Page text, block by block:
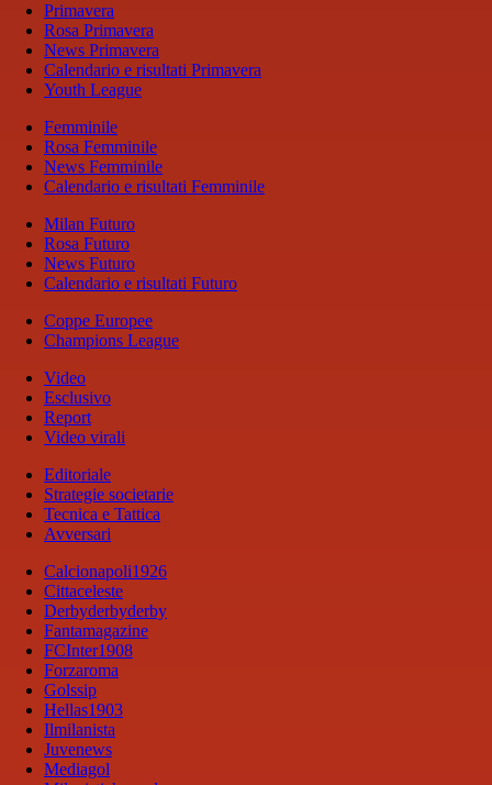
Primavera
Rosa Primavera
News Primavera
Calendario e risultati Primavera
Youth League
Femminile
Rosa Femminile
News Femminile
Calendario e risultati Femminile
Milan Futuro
Rosa Futuro
News Futuro
Calendario e risultati Futuro
Coppe Europee
Champions League
Video
Esclusivo
Report
Video virali
Editoriale
Strategie societarie
Tecnica e Tattica
Avversari
Calcionapoli1926
Cittaceleste
Derbyderbyderby
Fantamagazine
FCInter1908
Forzaroma
Golssip
Hellas1903
Ilmilanista
Juvenews
Mediagol